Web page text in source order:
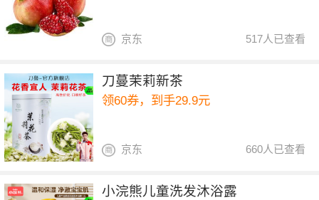
517人已查看
京东
刀蔓茉莉新茶
领60券，到手29.9元
660人已查看
京东
小浣熊儿童洗发沐浴露